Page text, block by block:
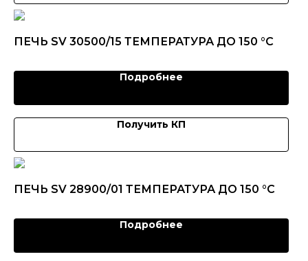
ПЕЧЬ SV 30500/15 ТЕМПЕРАТУРА ДО 150 °C
Подробнее
Получить КП
ПЕЧЬ SV 28900/01 ТЕМПЕРАТУРА ДО 150 °C
Подробнее